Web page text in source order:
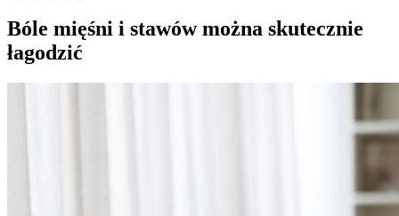
Bóle mięśni i stawów można skutecznie
łagodzić